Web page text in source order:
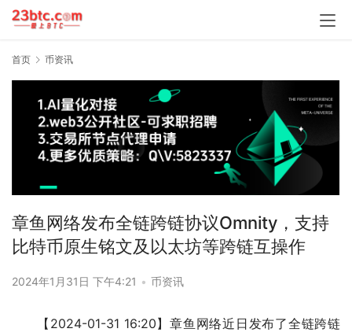
首页 币资讯
章鱼网络发布全链跨链协议Omnity，支持
比特币原生铭文及以太坊等跨链互操作
2024年1月31日 下午4:21 • 币资讯
【2024-01-31 16:20】章鱼网络近日发布了全链跨链